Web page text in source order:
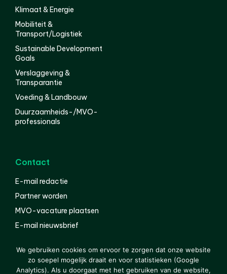
Klimaat & Energie
Mobiliteit &
Transport/Logistiek
Sustainable Development
Goals
Verslaggeving &
Transparantie
Voeding & Landbouw
Duurzaamheids-/MVO-
professionals
Contact
E-mail redactie
Partner worden
MVO-vacature plaatsen
E-mail nieuwsbrief
We gebruiken cookies om ervoor te zorgen dat onze website
zo soepel mogelijk draait en voor statistieken (Google
Analytics). Als u doorgaat met het gebruiken van de website,